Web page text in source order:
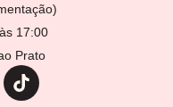
17:00
Prato